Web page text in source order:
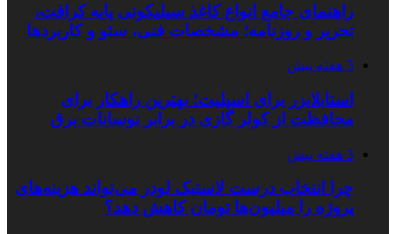
راهنمای جامع انواع کاغذ سیلیکونی پایه کرافت،
تحریر و روزنامه؛ مشخصات فنی، سئو و کاربردها
3 هفته پیش
استابلایزر برای اسپلیت؛ بهترین راهکار برای
محافظت از کولر گازی در برابر نوسانات برق
3 هفته پیش
چرا انتخاب درست لاستیک لودر می‌تواند هزینه‌های
پروژه را میلیون‌ها تومان کاهش دهد؟